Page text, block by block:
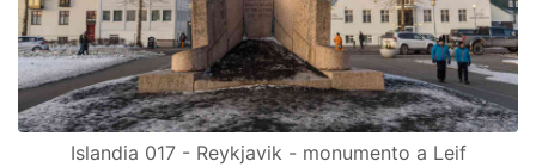
Islandia 017 - Reykjavik - monumento a Leif